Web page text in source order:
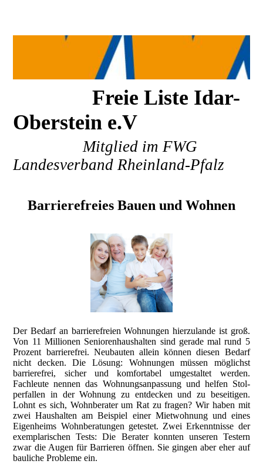
Freie Liste Idar-
Oberstein e.V
Mitglied im FWG
Landesverband Rheinland-Pfalz
Barrierefreies Bauen und Wohnen
Der Bedarf an barrierefreien Wohnungen hier­zulande ist groß.
Von 11 Millionen Senioren­haushalten sind gerade mal rund 5
Prozent barrierefrei. Neubauten allein können diesen Bedarf
nicht decken. Die Lösung: Wohnungen müssen möglichst
barrierefrei, sicher und komfortabel umge­staltet werden.
Fachleute nennen das Wohnungs­anpassung und helfen Stol­
perfallen in der Wohnung zu entdecken und zu beseitigen.
Lohnt es sich, Wohn­berater um Rat zu fragen? Wir haben mit
zwei Haushalten am Beispiel einer Miet­wohnung und eines
Eigenheims Wohn­beratungen getestet. Zwei Erkennt­nisse der
exemplarischen Tests: Die Berater konnten unseren Testern
zwar die Augen für Barrieren öffnen. Sie gingen aber eher auf
bauliche Probleme ein.